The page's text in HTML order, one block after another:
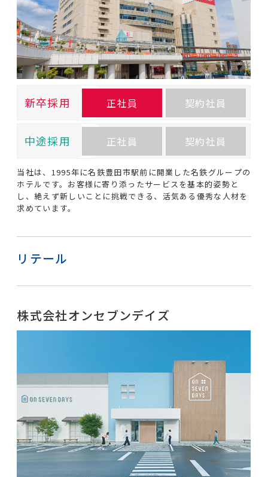
新卒採用 正社員 契約社員
中途採用 正社員 契約社員
当社は、1995年に名鉄豊田市駅前に開業した名鉄グループの
ホテルです。お客様に寄り添ったサービスを基本的姿勢と
し、絶えず新しいことに挑戦できる、活気ある優秀な人材を
求めています。
リテール
株式会社オンセブンデイズ